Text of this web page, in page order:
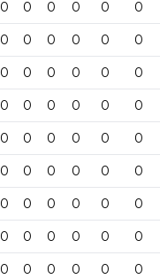
0 0 0 0 0 0
0 0 0 0 0 0
0 0 0 0 0 0
0 0 0 0 0 0
0 0 0 0 0 0
0 0 0 0 0 0
0 0 0 0 0 0
0 0 0 0 0 0
0 0 0 0 0 0